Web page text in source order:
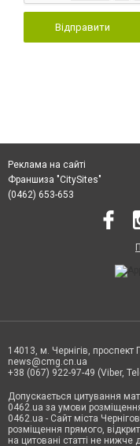
Відправити
Реклама на сайті
Франшиза "CitySites"
(0462) 653-653
14013, м. Чернігів,
news@cmg.cn.ua
+38 (067) 922-97-49 (Viber,
Допускається цитування
0462.ua за умови
0462.ua - Сайт міста
розміщення прямого,
на цитовані статті не нижче